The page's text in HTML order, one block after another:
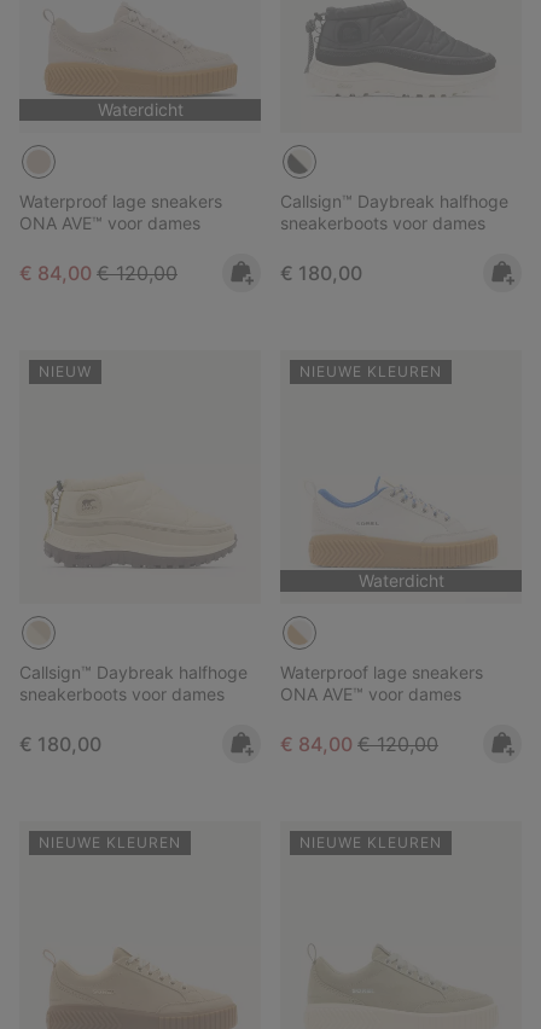
Waterdicht
Waterproof lage sneakers
ONA AVE™ voor dames
Sale price:
€ 84,00 Regular price:
€ 120,00
Callsign™ Daybreak halfhoge
sneakerboots voor dames
Regular price:
€ 180,00
NIEUW
Callsign™ Daybreak halfhoge
sneakerboots voor dames
Regular price:
€ 180,00
NIEUWE KLEUREN
Waterdicht
Waterproof lage sneakers
ONA AVE™ voor dames
Sale price:
€ 84,00 Regular price:
€ 120,00
NIEUWE KLEUREN NIEUWE KLEUREN